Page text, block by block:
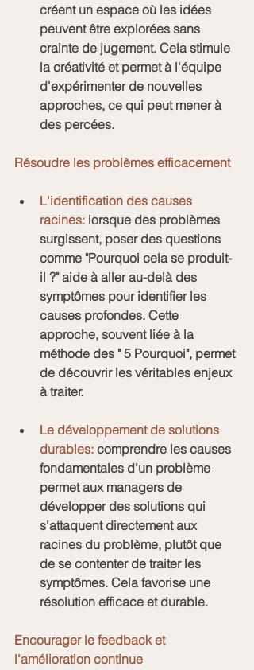
créent un espace où les idées
peuvent être explorées sans
crainte de jugement. Cela stimule
la créativité et permet à l'équipe
d'expérimenter de nouvelles
approches, ce qui peut mener à
des percées.
Résoudre les problèmes efficacement
L'identification des causes
racines: lorsque des problèmes
surgissent, poser des questions
comme "Pourquoi cela se produit-
il ?" aide à aller au-delà des
symptômes pour identifier les
causes profondes. Cette
approche, souvent liée à la
méthode des " 5 Pourquoi", permet
de découvrir les véritables enjeux
à traiter.
Le développement de solutions
durables: comprendre les causes
fondamentales d'un problème
permet aux managers de
développer des solutions qui
s'attaquent directement aux
racines du problème, plutôt que
de se contenter de traiter les
symptômes. Cela favorise une
résolution efficace et durable.
Encourager le feedback et
l'amélioration continue